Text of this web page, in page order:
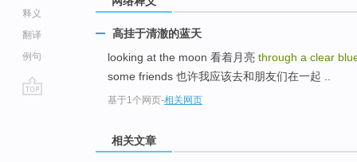
释义
翻译
例句
高挂于清澈的蓝天
looking at the moon 看着月亮 through a clear
some friends 也许我应该去和朋友们在一起 ..
基于1个网页-相关网页
相关文章